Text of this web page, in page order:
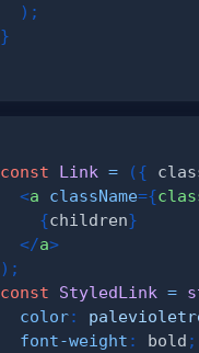
) ;
}
const Link = ({
<a className={
{children}
</a>
) ;
const
StyledLink =
color:
font-weight : bold ;